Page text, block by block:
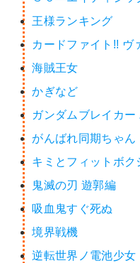
王様ランキング
カードファイト!! ヴ
海賊王女
かぎなど
ガンダムブレイカー
がんばれ同期ちゃん
キミとフィットボク
鬼滅の刃 遊郭編
吸血鬼すぐ死ぬ
境界戦機
逆転世界ノ電池少女